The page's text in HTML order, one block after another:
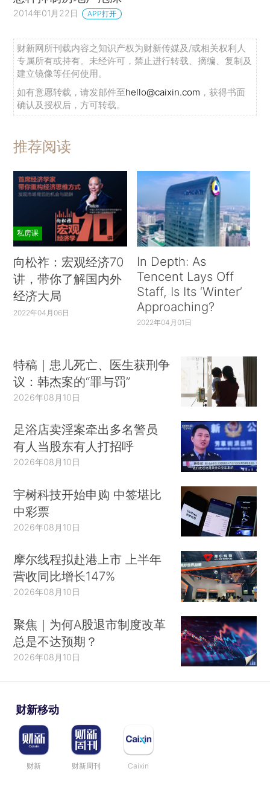
2014年01月22日 APP打开
财新网所刊载内容之知识产权为财新传媒及/或相关权利人
专属所有或持有。未经许可，禁止进行转载、摘编、复制及
建立镜像等任何使用。
如有意愿转载，请发邮件至hello@caixin.com ，获得书面
确认及授权后，方可转载。
推荐阅读
私房课
向松祚：宏观经济70
讲，带你了解国内外
经济大局
2022年04月06日
In Depth: As
Tencent Lays Off
Staff, Is Its ‘Winter’
Approaching?
2022年04月01日
特稿｜患儿死亡、医生获刑争
议：韩杰案的“罪与罚”
2026年08月10日
足浴店卖淫案牵出多名警员
有人当股东有人打招呼
2026年08月10日
宇树科技开始申购 中签堪比
中彩票
2026年08月10日
摩尔线程拟赴港上市 上半年
营收同比增长147%
2026年08月10日
聚焦｜为何A股退市制度改革
总是不达预期？
2026年08月10日
财新移动
财新 财新周刊 Caixin